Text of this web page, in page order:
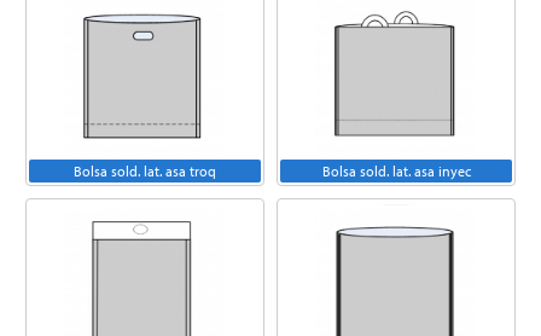
Bolsa sold. lat. asa troq Bolsa sold. lat. asa inyec